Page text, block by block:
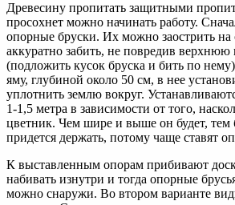
Древесину пропитать защитными
просохнет можно начинать работу.
опорные бруски. Их можно заострить
аккуратно забить, не повредив верхнюю
(подложить кусок бруска и бить по
яму, глубиной около 50 см, в нее
уплотнить землю вокруг.
1-1,5 метра в зависимости от того,
цветник. Чем шире и выше он будет,
придется держать, потому чаще ставят
К выставленным опорам прибивают
набивать изнутри и тогда опорные
можно снаружи. Во втором варианте